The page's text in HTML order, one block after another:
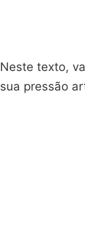
Neste texto,
sua pressão